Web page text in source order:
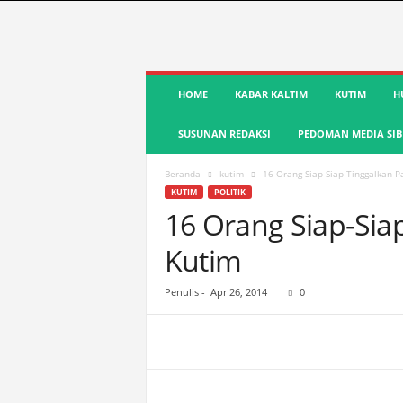
a
HOME KABAR KALTIM KUTIM
SUSUNAN REDAKSI PEDOMAN MEDIA
Beranda kutim 16 Orang Siap-Siap Tinggalkan
KUTIM POLITIK
16 Orang Siap-
Kutim
Penulis - Apr 26, 2014 0